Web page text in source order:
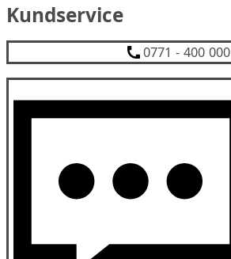
Kundservice
0771 - 400 000